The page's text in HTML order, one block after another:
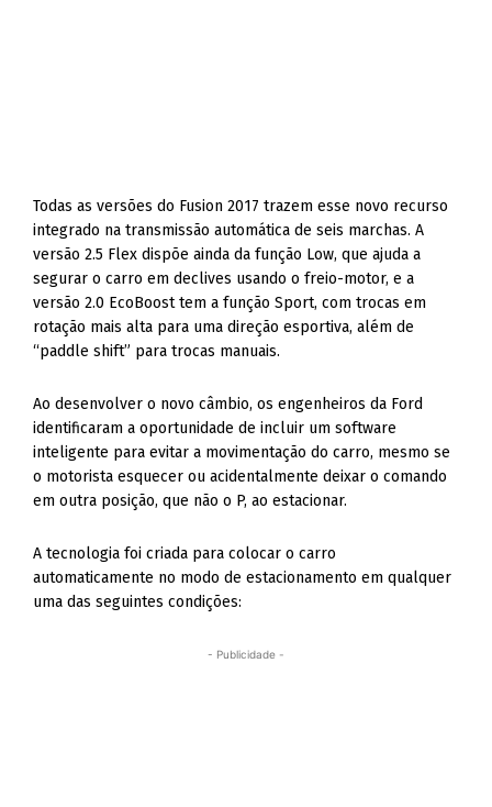
Todas as versões do Fusion 2017 trazem esse novo recurso
integrado na transmissão automática de seis marchas. A
versão 2.5 Flex dispõe ainda da função Low, que ajuda a
segurar o carro em declives usando o freio-motor, e a
versão 2.0 EcoBoost tem a função Sport, com trocas em
rotação mais alta para uma direção esportiva, além de
“paddle shift” para trocas manuais.
Ao desenvolver o novo câmbio, os engenheiros da Ford
identificaram a oportunidade de incluir um software
inteligente para evitar a movimentação do carro, mesmo se
o motorista esquecer ou acidentalmente deixar o comando
em outra posição, que não o P, ao estacionar.
A tecnologia foi criada para colocar o carro
automaticamente no modo de estacionamento em qualquer
uma das seguintes condições:
- Publicidade -